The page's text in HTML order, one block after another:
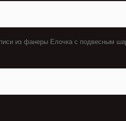
из фанеры Елочка с подвесным